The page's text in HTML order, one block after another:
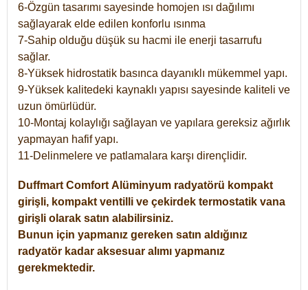
6-Özgün tasarımı sayesinde homojen ısı dağılımı
sağlayarak elde edilen konforlu ısınma
7-Sahip olduğu düşük su hacmi ile enerji tasarrufu
sağlar.
8-Yüksek hidrostatik basınca dayanıklı mükemmel yapı.
9-Yüksek kalitedeki kaynaklı yapısı sayesinde kaliteli ve
uzun ömürlüdür.
10-Montaj kolaylığı sağlayan ve yapılara gereksiz ağırlık
yapmayan hafif yapı.
11-Delinmelere ve patlamalara karşı dirençlidir.
Duffmart Comfort Alüminyum radyatörü kompakt
girişli, kompakt ventilli ve çekirdek termostatik vana
girişli olarak satın alabilirsiniz.
Bunun için yapmanız gereken satın aldığınız
radyatör kadar aksesuar alımı yapmanız
gerekmektedir.